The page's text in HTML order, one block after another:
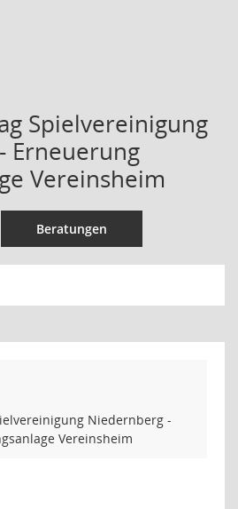
Spielvereinigung
Erneuerung
Vereinsheim
Beratungen
Niedernberg -
Vereinsheim